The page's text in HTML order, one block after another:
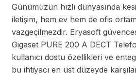
Günümüzün hızlı dünyasında
iletişim, hem ev hem de ofis
vazgeçilmezdir. Eryasoft
Gigaset PURE 200 A DECT
kullanıcı dostu özellikleri ve
bu ihtiyacı en üst düzeyde